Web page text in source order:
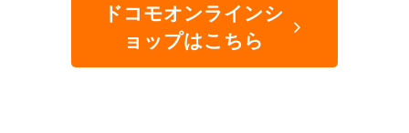
ドコモオンラインシ
ョップはこちら